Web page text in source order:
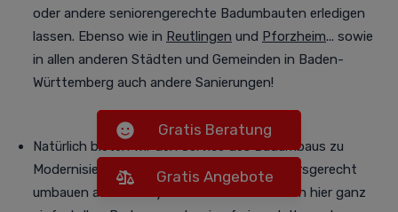
oder andere seniorengerechte Badumbauten erledigen
lassen. Ebenso wie in Reutlingen und Pforzheim... sowie
in allen anderen Städten und Gemeinden in Baden-
Württemberg auch andere Sanierungen!
Natürlich bieten wir den Service des Badumbaus zu
Modernisierungszwecken oder das Bad altersgerecht
umbauen auch in Bayern an:
Sie können auch hier ganz
Gratis Beratung
Gratis Angebote